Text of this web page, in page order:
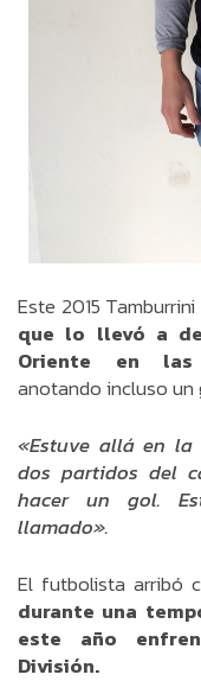
Este 2015
que lo llevó a
Oriente en las
anotando incluso un
«Estuve allá en la
dos partidos del
hacer un gol.
llamado».
El futbolista arribó
durante una
este año
División.